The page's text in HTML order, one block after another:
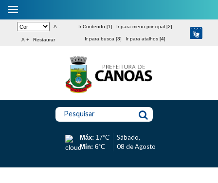
A -
A + Restaurar
Ir Conteudo [1] Ir para menu principal [2]
Ir para busca [3] Ir para atalhos [4]
Pesquisar
Máx: 17°C
Mín: 6°C
Sábado,
08 de Agosto